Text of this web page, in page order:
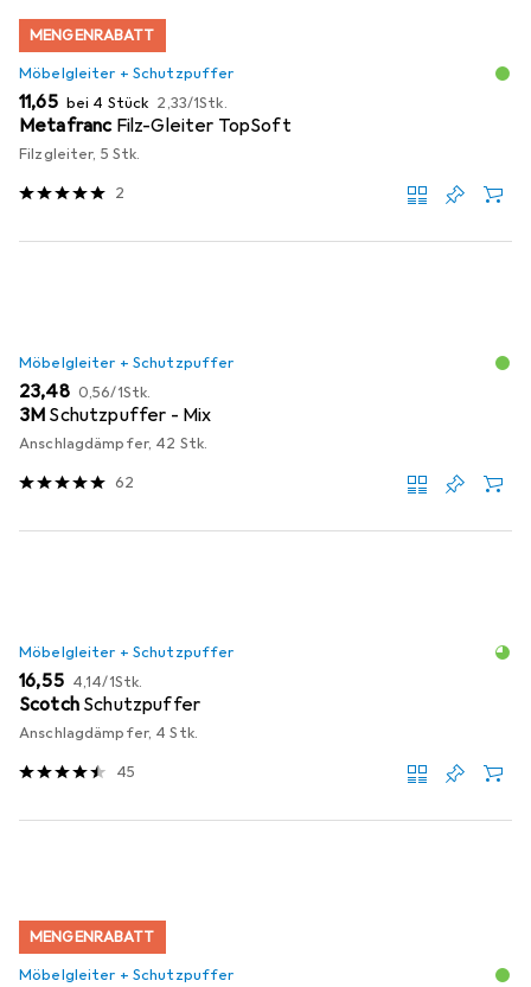
MENGENRABATT
Möbelgleiter + Schutzpuffer
EUR
11,65 bei 4 Stück EUR
2,33/1Stk.
Metafranc Filz-Gleiter TopSoft
Filzgleiter, 5 Stk.
2
Möbelgleiter + Schutzpuffer
EUR
23,48 EUR
0,56/1Stk.
3M Schutzpuffer - Mix
Anschlagdämpfer, 42 Stk.
62
Möbelgleiter + Schutzpuffer
EUR
16,55 EUR
4,14/1Stk.
Scotch Schutzpuffer
Anschlagdämpfer, 4 Stk.
45
MENGENRABATT
Möbelgleiter + Schutzpuffer